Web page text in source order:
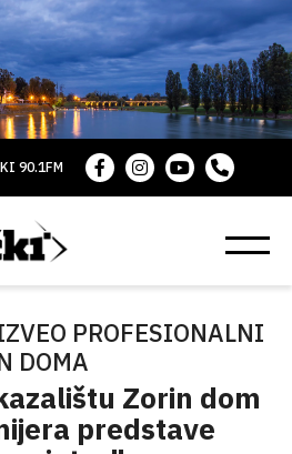
90.1FM
PROFESIONALNI
DOMA
Zorin dom
predstave